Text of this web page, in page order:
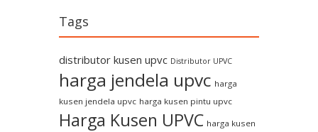
Tags
distributor kusen upvc Distributor UPVC
harga jendela upvc harga
kusen jendela upvc harga kusen pintu upvc
Harga Kusen UPVC harga kusen